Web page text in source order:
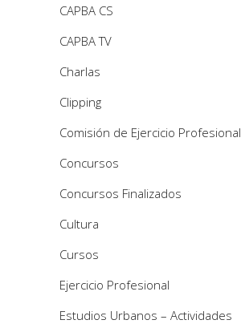
CAPBA CS
CAPBA TV
Charlas
Clipping
Comisión de Ejercicio Profesional
Concursos
Concursos Finalizados
Cultura
Cursos
Ejercicio Profesional
Estudios Urbanos – Actividades